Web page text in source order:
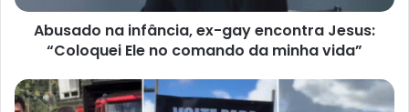
Ele
comando
minha
vida”
Abusado na infância, ex-gay encontra Jesus:
“Coloquei Ele no comando da minha vida”
Cristãos
levam